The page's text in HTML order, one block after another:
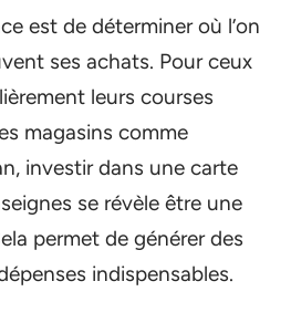
est de déterminer où l’on
ses achats. Pour ceux
leurs courses
magasins comme
investir dans une carte
se révèle être une
permet de générer des
indispensables.